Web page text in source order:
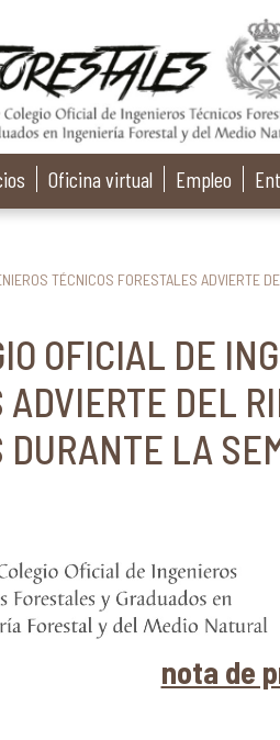
Oficina virtual Empleo
TÉCNICOS FORESTALES ADVIERTE
OFICIAL DE
ADVIERTE DEL
DURANTE LA
nota de